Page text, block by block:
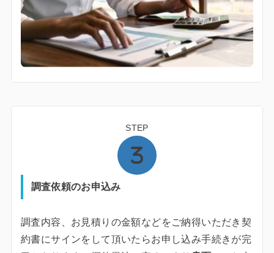
STEP
調査依頼のお申込み
調査内容、お見積りの金額などをご納得いただき契
約書にサインをして頂いたらお申し込み手続きが完